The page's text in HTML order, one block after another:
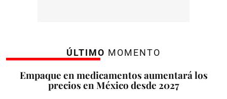
ÚLTIMO MOMENTO
Empaque en medicamentos aumentará los
precios en México desde 2027